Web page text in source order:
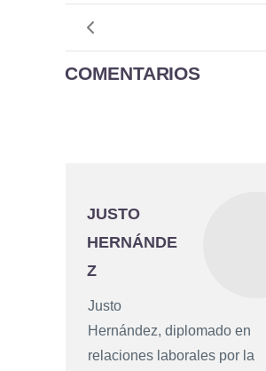
COMENTARIOS
JUSTO
HERNÁNDE
Z
Justo
Hernández, diplomado en
relaciones laborales por la